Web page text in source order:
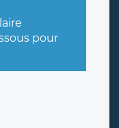
pour